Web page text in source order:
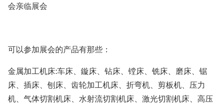
会亲临展会
可以参加展会的产品有那些：
金属加工机床:车床、鏇床、钻床、镗床、铣床、磨床、锯
床、插床、刨床、齿轮加工机床、折弯机、剪板机、压力
机、气体切割机床、水射流切割机床、激光切割机床、高压